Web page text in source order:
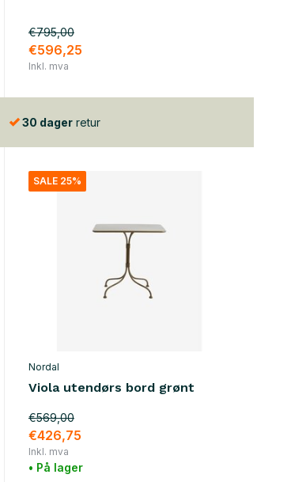
€795,00
€596,25
Inkl. mva
30 dagerretur
SALE 25%
Nordal
Viola utendørs bord grønt
€569,00
€426,75
Inkl. mva
• På lager